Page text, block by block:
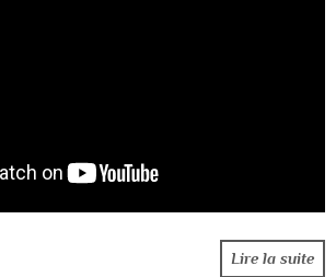
Lire la suite